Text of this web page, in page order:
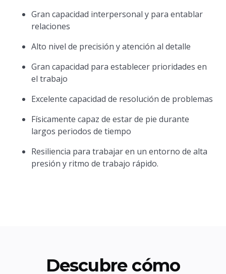
Gran capacidad interpersonal y para entablar
relaciones
Alto nivel de precisión y atención al detalle
Gran capacidad para establecer prioridades en
el trabajo
Excelente capacidad de resolución de problemas
Físicamente capaz de estar de pie durante
largos periodos de tiempo
Resiliencia para trabajar en un entorno de alta
presión y ritmo de trabajo rápido.
Descubre cómo